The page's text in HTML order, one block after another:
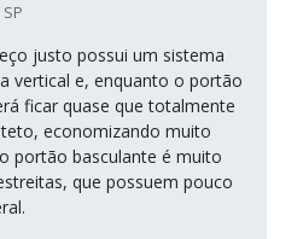
justo possui um sistema
vertical e, enquanto o portão
ficar quase que totalmente
economizando muito
portão basculante é muito
que possuem pouco